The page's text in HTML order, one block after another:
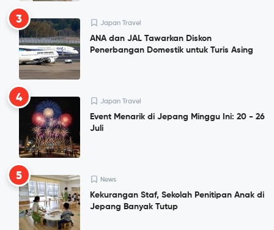
3 Japan Travel
ANA dan JAL Tawarkan Diskon
Penerbangan Domestik untuk Turis Asing
4 Japan Travel
Event Menarik di Jepang Minggu Ini: 20 - 26
Juli
5 News
Kekurangan Staf, Sekolah Penitipan Anak di
Jepang Banyak Tutup